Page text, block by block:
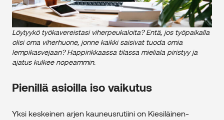
Löytyykö työkavereistasi viherpeukaloita? Entä, jos työpaikalla
olisi oma viherhuone, jonne kaikki saisivat tuoda omia
lempikasvejaan? Happirikkaassa tilassa mieliala piristyy ja
ajatus kulkee nopeammin.
Pienillä asioilla iso vaikutus
Yksi keskeinen arjen kauneusrutiini on Kiesiläinen-